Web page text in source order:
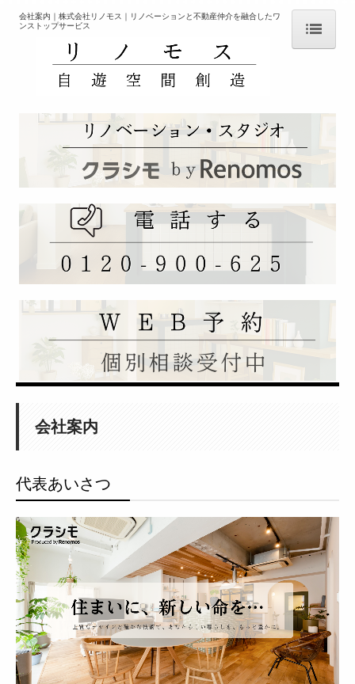
ＨＯＭＥ
会社案内
「クラシモ」 サービスとは
リノベ向き 物件紹介【不動産情報】
リノベーションの相談【設計デザイン施工】
ひとり暮らしのリノベ
子育て世帯向けリノべ
終の住処リノベ
リノベーションを知る
リノベーションとリフォームの違いとは？
リノベーションのメリットと未来
無料セミナー＆イベント情報
お問合せ｜リノベーション・リフォーム・不動産のご相談
株式会社リノモスWEB予約
リノモスの施工事例
施工事例 （東京都 MO邸）
施工事例 （茅ヶ崎市 H邸）
施工事例 （相模原市 N邸）
会社案内｜株式会社リノモス｜リノベーションと不動産仲介を融合したワ
ンストップサービス
会社案内
代表あいさつ